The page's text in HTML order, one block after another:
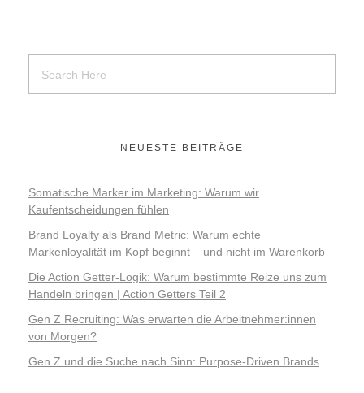
NEUESTE BEITRÄGE
Somatische Marker im Marketing: Warum wir
Kaufentscheidungen fühlen
Brand Loyalty als Brand Metric: Warum echte
Markenloyalität im Kopf beginnt – und nicht im Warenkorb
Die Action Getter-Logik: Warum bestimmte Reize uns zum
Handeln bringen | Action Getters Teil 2
Gen Z Recruiting: Was erwarten die Arbeitnehmer:innen
von Morgen?
Gen Z und die Suche nach Sinn: Purpose-Driven Brands